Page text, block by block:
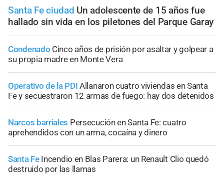
Santa Fe ciudad Un adolescente de 15 años fue
hallado sin vida en los piletones del Parque Garay
Condenado Cinco años de prisión por asaltar y golpear a
su propia madre en Monte Vera
Operativo de la PDI Allanaron cuatro viviendas en Santa
Fe y secuestraron 12 armas de fuego: hay dos detenidos
Narcos barriales Persecución en Santa Fe: cuatro
aprehendidos con un arma, cocaína y dinero
Santa Fe Incendio en Blas Parera: un Renault Clio quedó
destruido por las llamas